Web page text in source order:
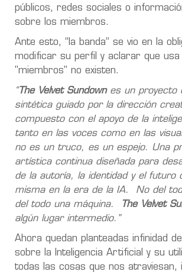
públicos, redes sociales o
sobre los miembros.
Ante esto, “la banda” se vio en la
modificar su perfil y aclarar que usa
"miembros" no existen.
“The Velvet Sundownes un proyecto
sintética guiado por la dirección
compuesto con el apoyo de la
tanto en las voces como en las
no es un truco, es un espejo. Una
artística continua diseñada para
de la autoría, la identidad y el futuro
misma en la era de la IA. No del
del todo una máquina.
The Velvet
algún lugar intermedio.”
Ahora quedan planteadas infinidad
sobre la Inteligencia Artificial y su
todas las cosas que nos atraviesan,